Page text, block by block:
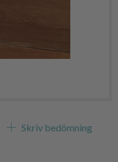
Skriv bedömning